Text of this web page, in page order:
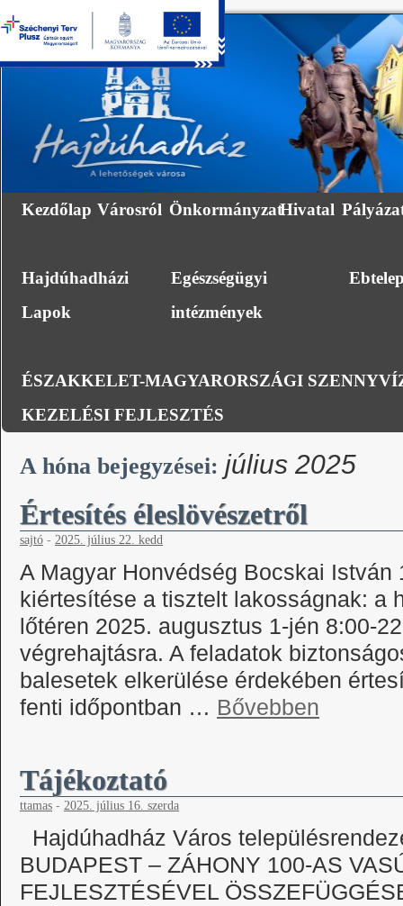
Kezdőlap Városról ÖnkormányzatHivatal
Hajdúhadházi
Lapok
Egészségügyi
intézmények
ÉSZAKKELET-MAGYARORSZÁGI
KEZELÉSI FEJLESZTÉS
A hóna bejegyzései: július 2025
Értesítés éleslövészetről
sajtó - 2025. július 22. kedd
A Magyar Honvédség Bocskai István
kiértesítése a tisztelt lakosságnak: a
lőtéren 2025. augusztus 1-jén 8:00-
végrehajtásra. A feladatok
balesetek elkerülése érdekében
fenti időpontban … Bővebben
Tájékoztató
ttamas - 2025. július 16. szerda
Hajdúhadház Város
BUDAPEST – ZÁHONY 100-AS
FEJLESZTÉSÉVEL